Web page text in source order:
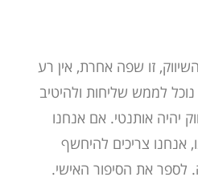
זו שפה אחרת, אין רע
לממש שליחות ולהיטיב
יהיה אותנטי. אם אנחנו
אנחנו צריכים להיחשף
לספר את הסיפור האישי.